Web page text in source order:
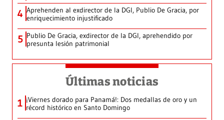
4 Aprehenden al exdirector de la DGI, Publio De Gracia, por
enriquecimiento injustificado
5 Publio De Gracia, exdirector de la DGI, aprehendido por
presunta lesión patrimonial
Últimas noticias
1 ¡Viernes dorado para Panamá!: Dos medallas de oro y un
récord histórico en Santo Domingo